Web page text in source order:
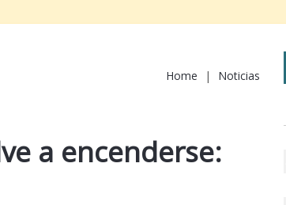
Home | Noticias
a encenderse: